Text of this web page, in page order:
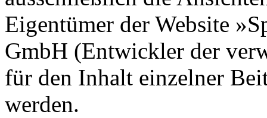
Eigentümer der Website
GmbH (Entwickler der
für den Inhalt einzelner
werden.